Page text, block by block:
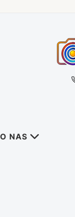
Linki w
O NAS